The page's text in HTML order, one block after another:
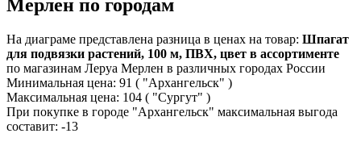
Мерлен по городам
На диаграме представлена разница в ценах на товар: Шпагат
для подвязки растений, 100 м, ПВХ, цвет в ассортименте
по магазинам Леруа Мерлен в различных городах России
Минимальная цена: 91 ( "Архангельск" )
Максимальная цена: 104 ( "Сургут" )
При покупке в городе "Архангельск" максимальная выгода
составит: -13